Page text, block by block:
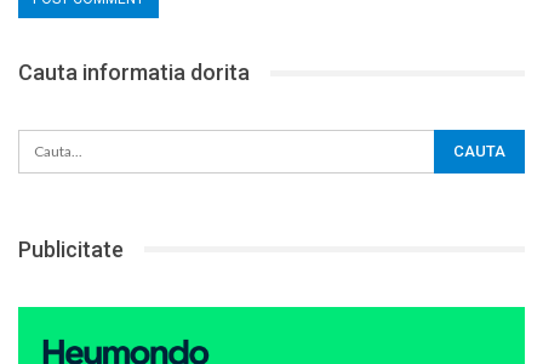
Cauta informatia dorita
Publicitate